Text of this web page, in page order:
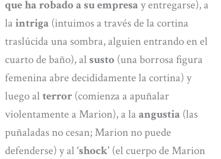
que ha robado a su empresay entregarse), a
la intriga (intuimos a través de la cortina
traslúcida una sombra, alguien entrando en el
cuarto de baño), al susto (una borrosa figura
femenina abre decididamente la cortina) y
luego al terror (comienza a apuñalar
violentamente a Marion), a la angustia (las
puñaladas no cesan; Marion no puede
defenderse) y al ‘shock’ (el cuerpo de Marion